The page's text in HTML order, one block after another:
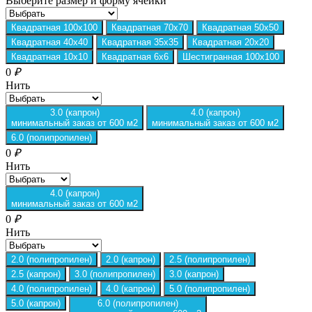
Квадратная 100х100 Квадратная 70х70
Квадратная 50х50
Квадратная 40х40
Квадратная 35х35
Квадратная 20х20
Квадратная 10х10
Квадратная 6х6 Шестигранная 100х100
0 ₽
Нить
3.0 (капрон)
минимальный заказ от 600 м2
4.0 (капрон)
минимальный заказ от 600 м2
6.0 (полипропилен)
0 ₽
Нить
4.0 (капрон)
минимальный заказ от 600 м2
0 ₽
Нить
2.0 (полипропилен) 2.0 (капрон)
2.5 (полипропилен)
2.5 (капрон)
3.0 (полипропилен)
3.0 (капрон)
4.0 (полипропилен)
4.0 (капрон)
5.0 (полипропилен)
5.0 (капрон)
6.0 (полипропилен)